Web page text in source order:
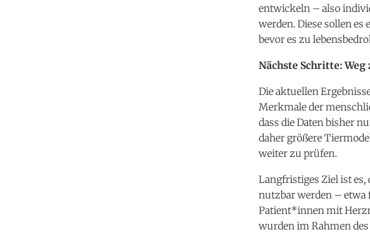
entwickeln – also
werden. Diese sollen
bevor es zu
Nächste Schritte:
Die aktuellen
Merkmale der
dass die Daten bisher
daher größere
weiter zu prüfen.
Langfristiges Ziel ist
nutzbar werden – etwa
Patient*innen mit
wurden im Rahmen